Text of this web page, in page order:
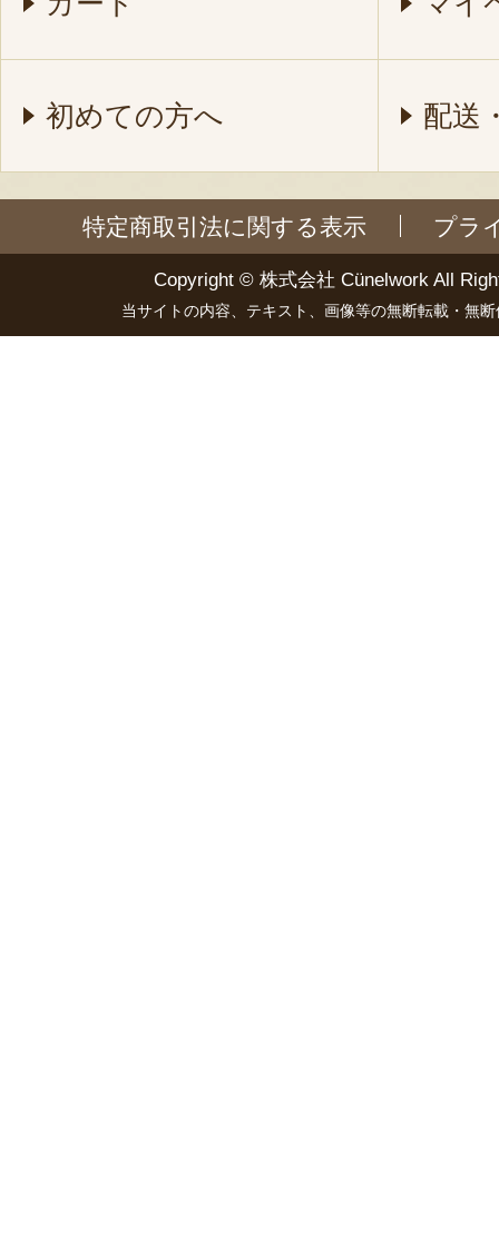
初めての方へ 配送
特定商取引法に関する表示 プラ
Copyright © 株式会社 Cünelwork All
当サイトの内容、テキスト、画像等の無断転載・無